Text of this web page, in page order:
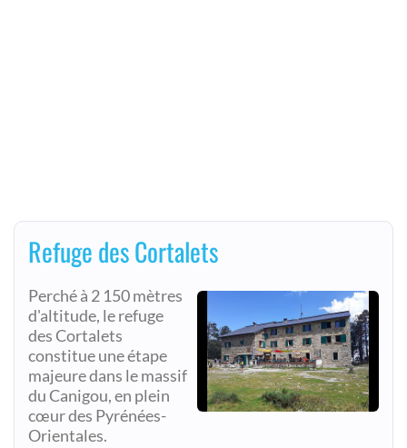
Refuge des Cortalets
Perché à 2 150 mètres
d'altitude, le refuge
des Cortalets
constitue une étape
majeure dans le massif
du Canigou, en plein
cœur des Pyrénées-
Orientales.